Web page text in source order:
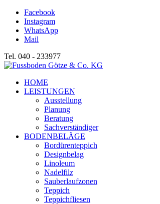
Facebook
Instagram
WhatsApp
Mail
Tel. 040 - 233977
HOME
LEISTUNGEN
Ausstellung
Planung
Beratung
Sachverständiger
BODENBELÄGE
Bordürenteppich
Designbelag
Linoleum
Nadelfilz
Sauberlaufzonen
Teppich
Teppichfliesen